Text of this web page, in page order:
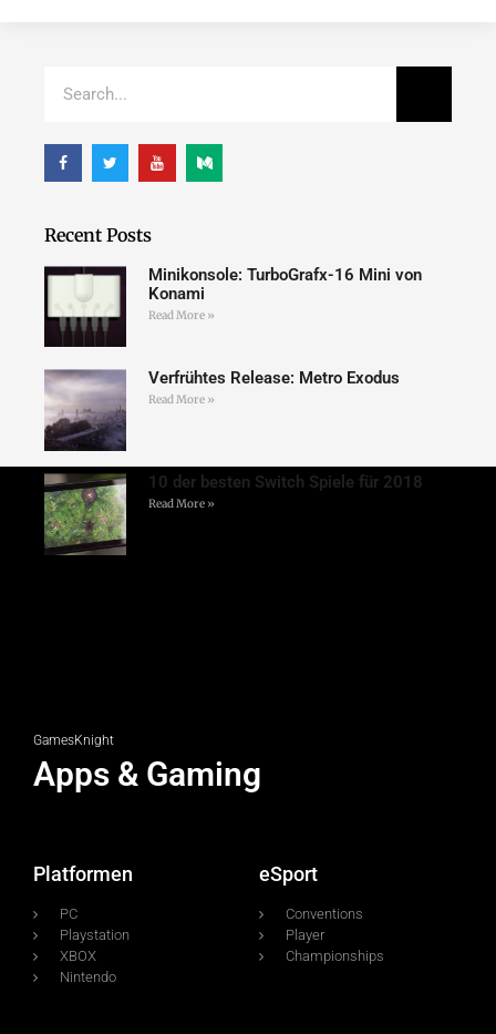
Recent Posts
Minikonsole: TurboGrafx-16 Mini von
Konami
Read More »
Verfrühtes Release: Metro Exodus
Read More »
10 der besten Switch Spiele für 2018
Read More »
GamesKnight
Apps & Gaming
Platformen
PC
Playstation
XBOX
Nintendo
eSport
Conventions
Player
Championships